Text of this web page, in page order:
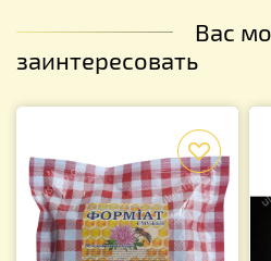
Вас
заинтересовать